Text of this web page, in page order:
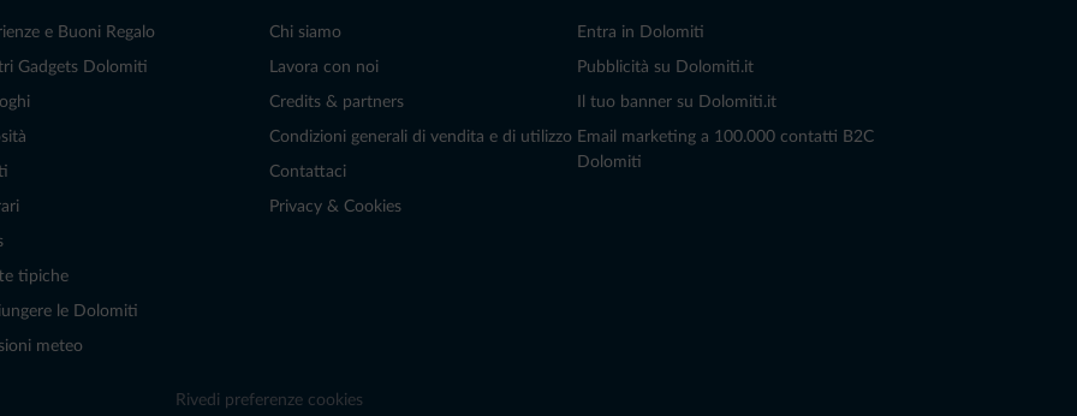
e Buoni Regalo
Gadgets Dolomiti
tipiche
le Dolomiti
meteo
Chi siamo
Lavora con noi
Credits & partners
Condizioni generali di vendita e di utilizzo
Contattaci
Privacy & Cookies
Entra in Dolomiti
Pubblicità su Dolomiti.it
Il tuo banner su Dolomiti.it
Email marketing a 100.000 contatti B2C
Dolomiti
Rivedi preferenze cookies